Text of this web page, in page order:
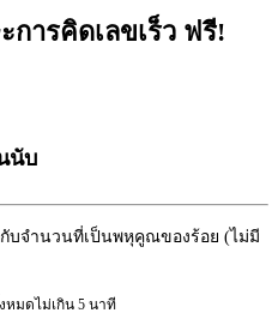
ารคิดเลขเร็ว ฟรี!
นับ
บจำนวนที่เป็นพหุคูณของร้อย (ไม่มี
หมดไม่เกิน 5 นาที